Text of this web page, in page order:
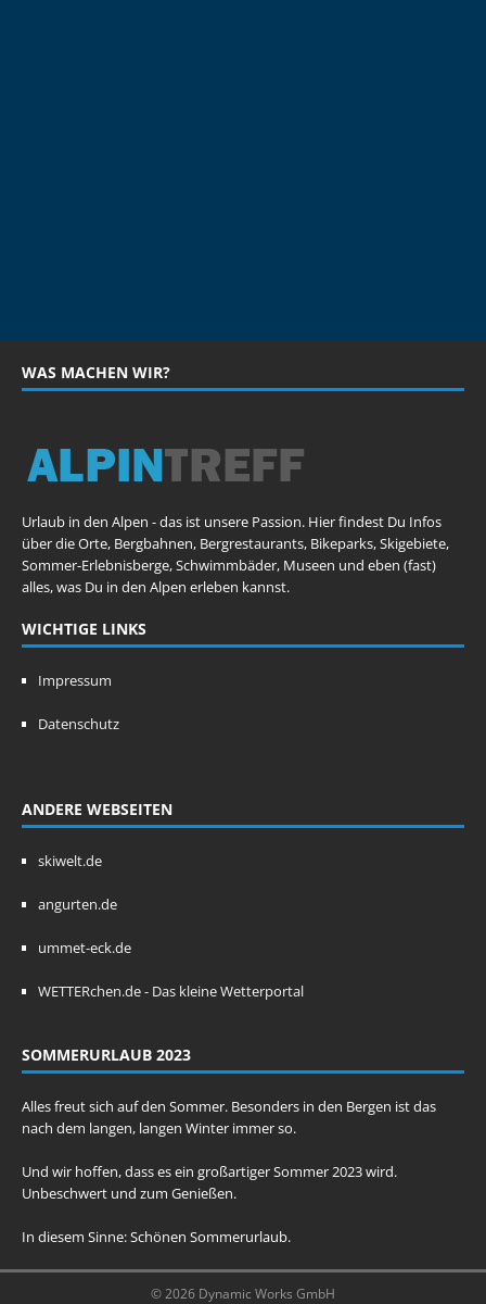
WAS MACHEN WIR?
Urlaub in den Alpen - das ist unsere Passion. Hier findest Du Infos
über die Orte, Bergbahnen, Bergrestaurants, Bikeparks, Skigebiete,
Sommer-Erlebnisberge, Schwimmbäder, Museen und eben (fast)
alles, was Du in den Alpen erleben kannst.
WICHTIGE LINKS
Impressum
Datenschutz
ANDERE WEBSEITEN
skiwelt.de
angurten.de
ummet-eck.de
WETTERchen.de - Das kleine Wetterportal
SOMMERURLAUB 2023
Alles freut sich auf den Sommer. Besonders in den Bergen ist das
nach dem langen, langen Winter immer so.
Und wir hoffen, dass es ein großartiger Sommer 2023 wird.
Unbeschwert und zum Genießen.
In diesem Sinne: Schönen Sommerurlaub.
© 2026 Dynamic Works GmbH